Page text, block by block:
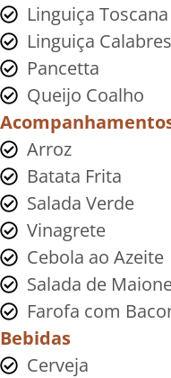
Linguiça Toscana
Linguiça
Pancetta
Queijo Coalho
Arroz
Batata Frita
Salada Verde
Vinagrete
Cebola ao Azeite
Salada de
Farofa com
Bebidas
Cerveja